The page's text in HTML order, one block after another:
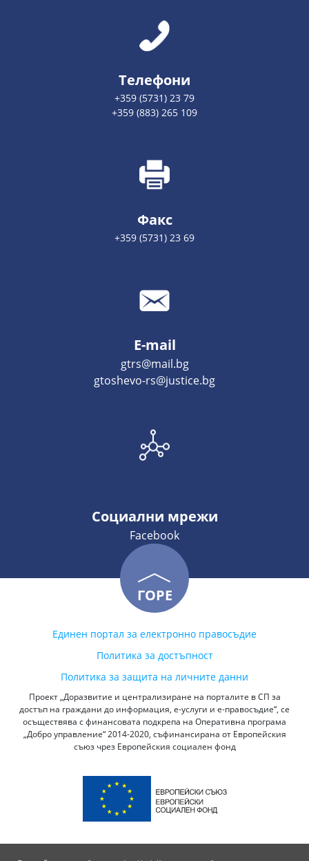
Телефони
+359 (5731) 23 79
+359 (883) 265 109
Факс
+359 (5731) 23 69
E-mail
gtrs@mail.bg
gtoshevo-rs@justice.bg
Социални мрежи
Facebook
ГОРЕ
Единен портал за електронно правосъдие
Политика за достъпност
Политика за защита на личните данни
Проект „Доразвитие и централизиране на порталите в СП за
достъп на граждани до информация, е-услуги и е-правосъдие“, се
осъществява с финансовата подкрепа на Оперативна програма
„Добро управление“ 2014-2020, съфинансирана от Европейския
съюз чрез Европейския социален фонд